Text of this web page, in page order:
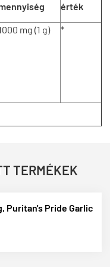
érték
mg (1 g) *
TERMÉKEK
Puritan's Pride Garlic